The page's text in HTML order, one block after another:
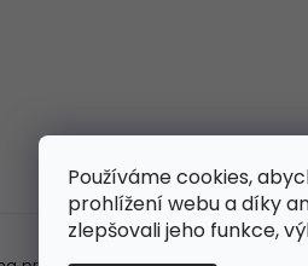
Používáme cookies,
prohlížení webu a díky
zlepšovali jeho funkce,